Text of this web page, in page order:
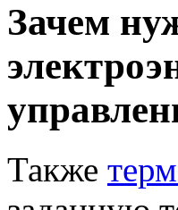
Зачем
Также